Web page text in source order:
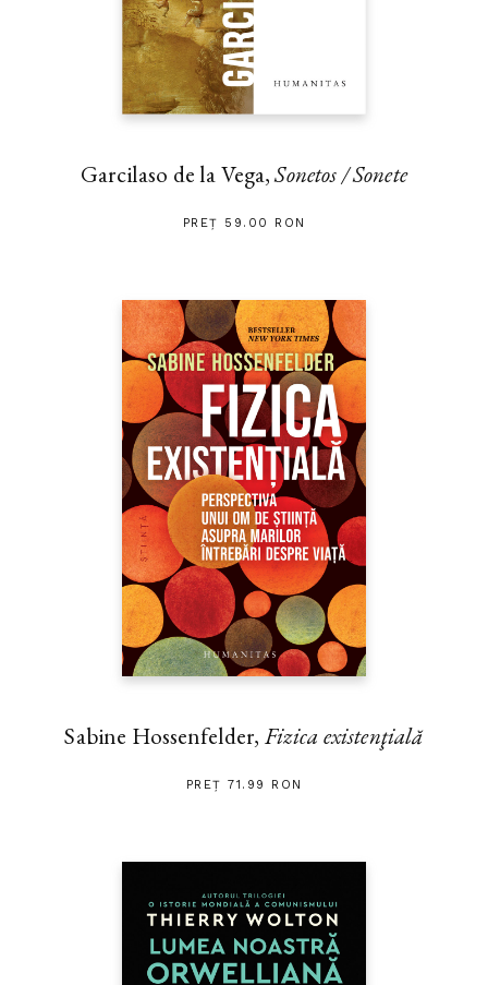
Garcilaso de la Vega,Sonetos / Sonete
PREȚ 59.00 RON
Sabine Hossenfelder, Fizica existenţială
PREȚ 71.99 RON